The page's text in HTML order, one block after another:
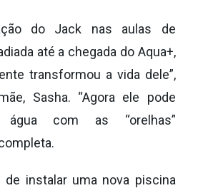
do Jack nas aulas de
até a chegada do Aqua+,
transformou a vida dele”,
Sasha. “Agora ele pode
com as “orelhas”
de instalar uma nova piscina